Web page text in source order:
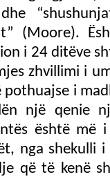
(Moore).
i 24 ditëve
zhvillimi i
pothuajse i
një qenie
është më
nga shekulli
që të kenë